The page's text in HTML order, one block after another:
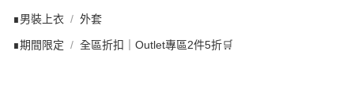
∎男裝上衣 外套
∎期間限定 全區折扣｜Outlet專區2件5折🛒